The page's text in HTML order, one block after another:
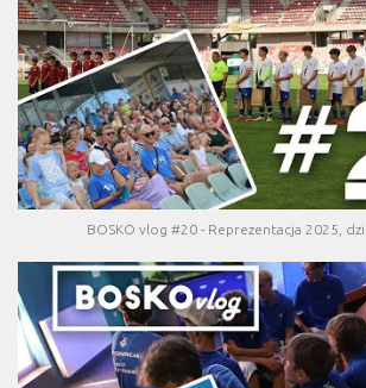
BOSKO vlog #20 - Reprezentacja 2025,